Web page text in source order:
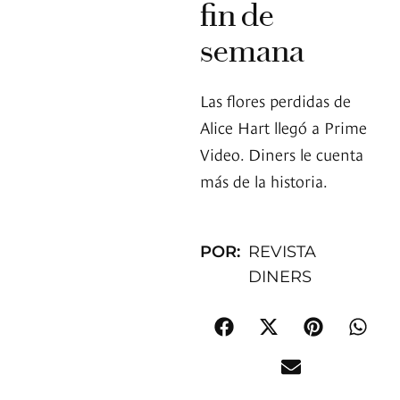
fin de
semana
Las flores perdidas de
Alice Hart llegó a Prime
Video. Diners le cuenta
más de la historia.
POR: REVISTA
DINERS